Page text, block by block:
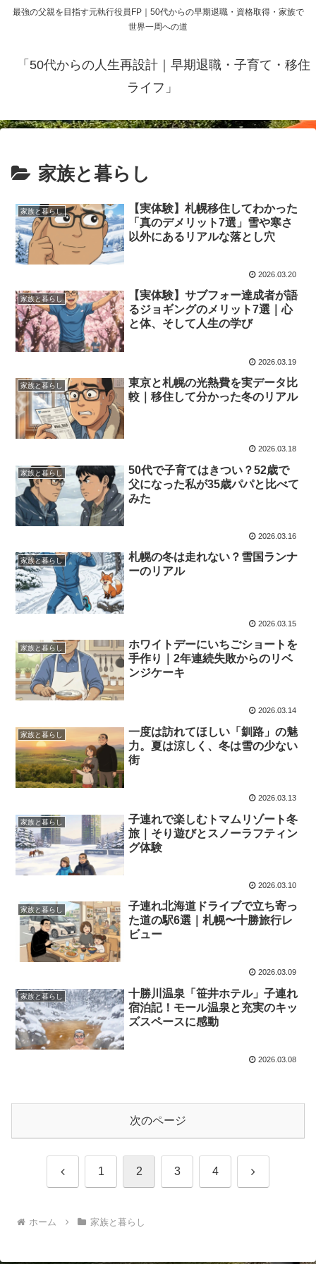
最強の父親を目指す元執行役員FP｜50代からの早期退職・資格取得・家族で
世界一周への道
「50代からの人生再設計｜早期退職・子育て・移住
ライフ」
家族と暮らし
家族と暮らし
【実体験】札幌移住してわかった
「真のデメリット7選」雪や寒さ
以外にあるリアルな落とし穴
2026.03.20
家族と暮らし
【実体験】サブフォー達成者が語
るジョギングのメリット7選｜心
と体、そして人生の学び
2026.03.19
家族と暮らし
東京と札幌の光熱費を実データ比
較｜移住して分かった冬のリアル
2026.03.18
家族と暮らし
50代で子育てはきつい？52歳で
父になった私が35歳パパと比べて
みた
2026.03.16
家族と暮らし
札幌の冬は走れない？雪国ランナ
ーのリアル
2026.03.15
家族と暮らし
ホワイトデーにいちごショートを
手作り｜2年連続失敗からのリベ
ンジケーキ
2026.03.14
家族と暮らし
一度は訪れてほしい「釧路」の魅
力。夏は涼しく、冬は雪の少ない
街
2026.03.13
家族と暮らし
子連れで楽しむトマムリゾート冬
旅｜そり遊びとスノーラフティン
グ体験
2026.03.10
家族と暮らし
子連れ北海道ドライブで立ち寄っ
た道の駅6選｜札幌〜十勝旅行レ
ビュー
2026.03.09
家族と暮らし
十勝川温泉「笹井ホテル」子連れ
宿泊記！モール温泉と充実のキッ
ズスペースに感動
2026.03.08
次のページ
前 1 2 3 4 次
ホーム 家族と暮らし